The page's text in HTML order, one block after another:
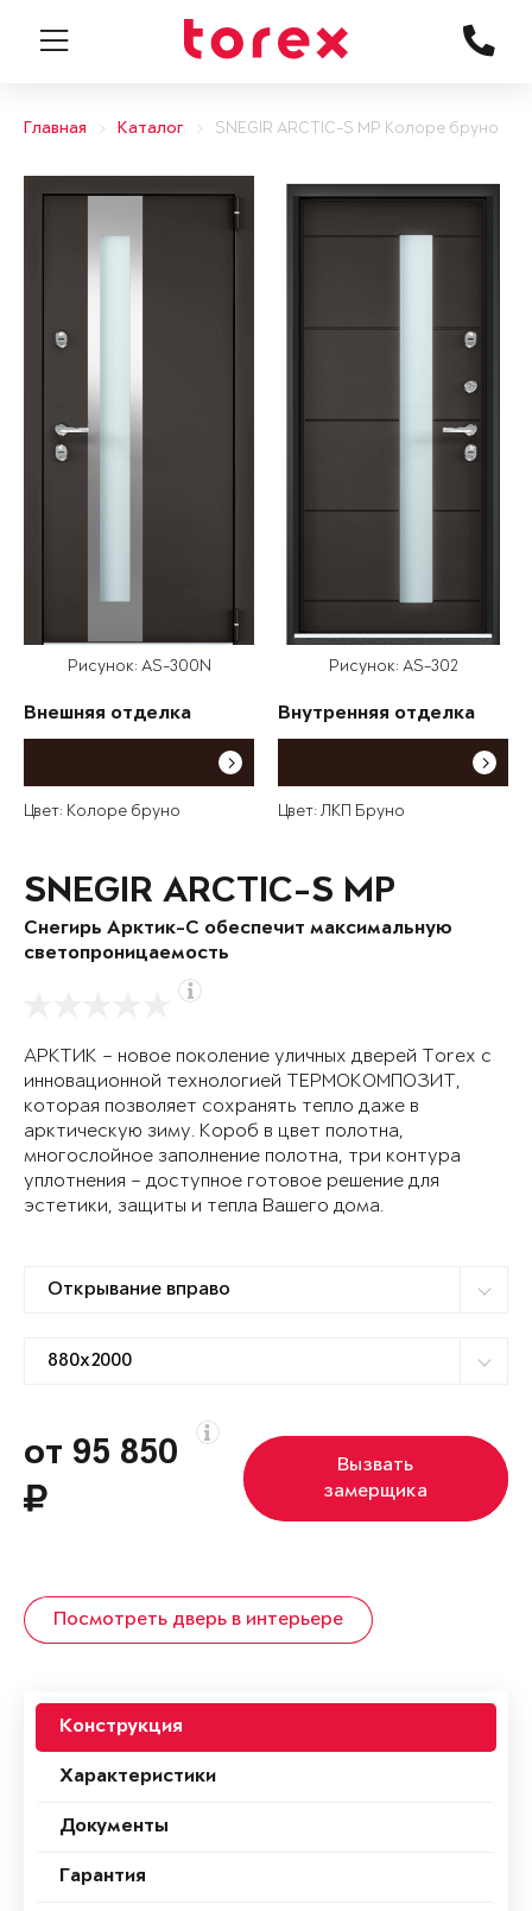
Главная Каталог SNEGIR ARCTIC-S MP Колоре бруно
Рисунок: AS-300N
Внешняя отделка
Цвет: Колоре бруно
Рисунок: AS-302
Внутренняя отделка
Цвет: ЛКП Бруно
SNEGIR ARCTIC-S MP
Снегирь Арктик-С обеспечит максимальную
светопроницаемость
АРКТИК – новое поколение уличных дверей Torex с
инновационной технологией ТЕРМОКОМПОЗИТ,
которая позволяет сохранять тепло даже в
арктическую зиму. Короб в цвет полотна,
многослойное заполнение полотна, три контура
уплотнения – доступное готовое решение для
эстетики, защиты и тепла Вашего дома.
от 95 850
Вызвать
замерщика
Посмотреть дверь в интерьере
Конструкция
Характеристики
Документы
Гарантия